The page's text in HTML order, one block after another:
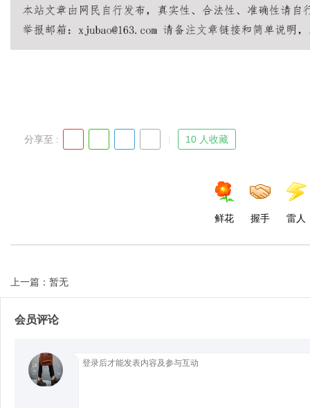
分享至 : 10 人收藏
鲜花 握手 雷人
上一篇：暂无
会员评论